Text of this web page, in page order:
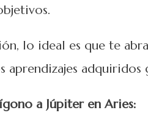
lo ideal es que te
adquiridos
a Júpiter en Aries: